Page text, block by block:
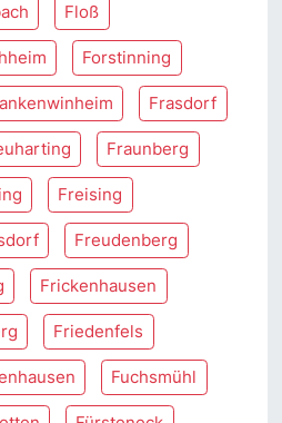
Floß
Forstinning
Frasdorf
Fraunberg
Freising
Freudenberg
Frickenhausen
Friedenfels
Fuchsmühl